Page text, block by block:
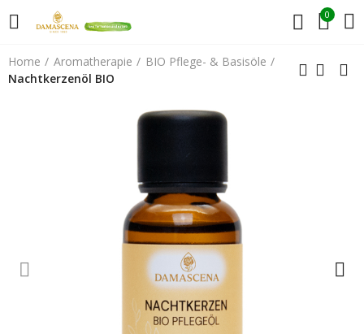
0
Home Aromatherapie
BIO Pflege- & Basisöle
Nachtkerzenöl BIO